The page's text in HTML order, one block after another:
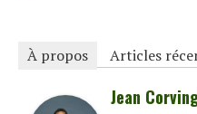
À propos Articles
Jean